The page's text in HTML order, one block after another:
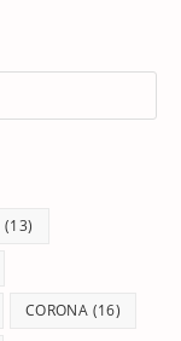
(13)
CORONA (16)